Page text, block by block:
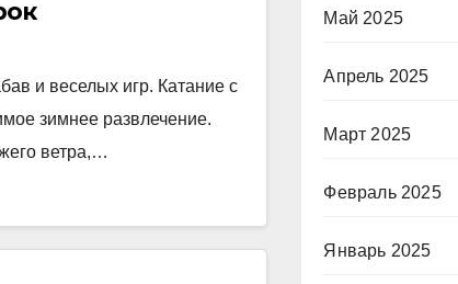
и веселых игр. Катание с
зимнее развлечение.
ветра,…
Май 2025
Апрель 2025
Март 2025
Февраль 2025
Январь 2025